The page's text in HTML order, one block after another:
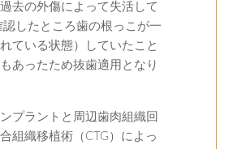
去の外傷によって失活して
認したところ歯の根っこが一
ている状態）していたこと
あったため抜歯適用となり
プラントと周辺歯肉組織回
組織移植術（CTG）によっ